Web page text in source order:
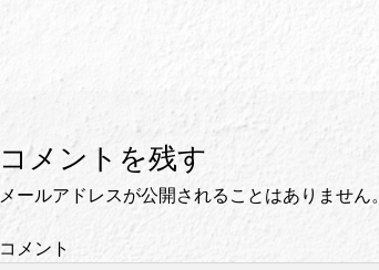
コメントを残す
メールアドレスが公開されることはありません。
コメント